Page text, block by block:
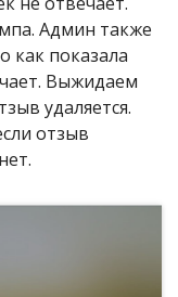
Админ также
как показала
Выжидаем
удаляется.
отзыв